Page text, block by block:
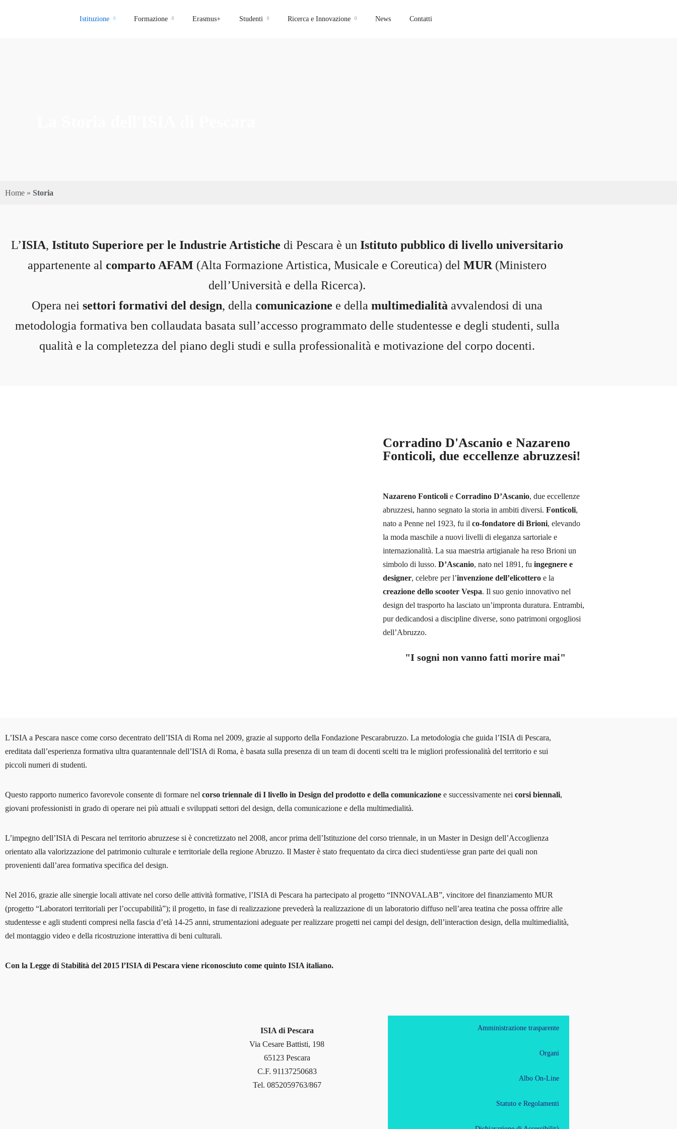
Istituzione Formazione Erasmus+ Studenti Ricerca e Innovazione News Contatti
Home » Storia
L’ISIA, Istituto Superiore per le Industrie Artistiche di Pescara è un Istituto pubblico di livello universitario
appartenente al comparto AFAM (Alta Formazione Artistica, Musicale e Coreutica) del MUR (Ministero
dell’Università e della Ricerca).
Opera nei settori formativi del design, della comunicazione e della multimedialità avvalendosi di una
metodologia formativa ben collaudata basata sull’accesso programmato delle studentesse e degli studenti, sulla
qualità e la completezza del piano degli studi e sulla professionalità e motivazione del corpo docenti.
Corradino D'Ascanio e Nazareno
Fonticoli, due eccellenze abruzzesi!
Nazareno Fonticoli eCorradino D’Ascanio, due eccellenze
abruzzesi, hanno segnato la storia in ambiti diversi.Fonticoli,
nato a Penne nel 1923, fu ilco-fondatore di Brioni, elevando
la moda maschile a nuovi livelli di eleganza sartoriale e
internazionalità. La sua maestria artigianale ha reso Brioni un
simbolo di lusso.D’Ascanio, nato nel 1891, fuingegnere e
designer, celebre per l’invenzione dell’elicottero e la
creazione dello scooter Vespa. Il suo genio innovativo nel
design del trasporto ha lasciato un’impronta duratura. Entrambi,
pur dedicandosi a discipline diverse, sono patrimoni orgogliosi
dell’Abruzzo.
"I sogni non vanno fatti morire mai"
L’ISIA a Pescara nasce come corso decentrato dell’ISIA di Roma nel 2009, grazie al supporto della Fondazione Pescarabruzzo. La metodologia che guida l’ISIA di Pescara,
ereditata dall’esperienza formativa ultra quarantennale dell’ISIA di Roma, è basata sulla presenza di un team di docenti scelti tra le migliori professionalità del territorio e sui
piccoli numeri di studenti.
Questo rapporto numerico favorevole consente di formare nel corso triennale di I livello in Design del prodotto e della comunicazione e successivamente nei corsi biennali,
giovani professionisti in grado di operare nei più attuali e sviluppati settori del design, della comunicazione e della multimedialità.
L’impegno dell’ISIA di Pescara nel territorio abruzzese si è concretizzato nel 2008, ancor prima dell’Istituzione del corso triennale, in un Master in Design dell’Accoglienza
orientato alla valorizzazione del patrimonio culturale e territoriale della regione Abruzzo. Il Master è stato frequentato da circa dieci studenti/esse gran parte dei quali non
provenienti dall’area formativa specifica del design.
Nel 2016, grazie alle sinergie locali attivate nel corso delle attività formative, l’ISIA di Pescara ha partecipato al progetto “INNOVALAB”, vincitore del finanziamento MUR
(progetto “Laboratori territoriali per l’occupabilità”); il progetto, in fase di realizzazione prevederà la realizzazione di un laboratorio diffuso nell’area teatina che possa offrire alle
studentesse e agli studenti compresi nella fascia d’età 14-25 anni, strumentazioni adeguate per realizzare progetti nei campi del design, dell’interaction design, della multimedialità,
del montaggio video e della ricostruzione interattiva di beni culturali.
Con la Legge di Stabilità del 2015 l’ISIA di Pescara viene riconosciuto come quinto ISIA italiano.
ISIA di Pescara
Via Cesare Battisti, 198
65123 Pescara
C.F. 91137250683
Tel. 0852059763/867
Amministrazione trasparente
Organi
Albo On-Line
Statuto e Regolamenti
0 Courses
0 Students